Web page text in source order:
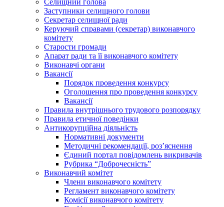
Селищний голова
Заступники селищного голови
Секретар селищної ради
Керуючий справами (секретар) виконавчого
комітету
Старости громади
Апарат ради та її виконавчого комітету
Виконавчі органи
Вакансії
Порядок проведення конкурсу
Оголошення про проведення конкурсу
Вакансії
Правила внутрішнього трудового розпорядку
Правила етичної поведінки
Антикорупційна діяльність
Нормативні документи
Методичні рекомендації, роз’яснення
Єдиний портал повідомлень викривачів
Рубрика “Доброчесність”
Виконавчий комітет
Члени виконавчого комітету
Регламент виконавчого комітету
Комісії виконавчого комітету